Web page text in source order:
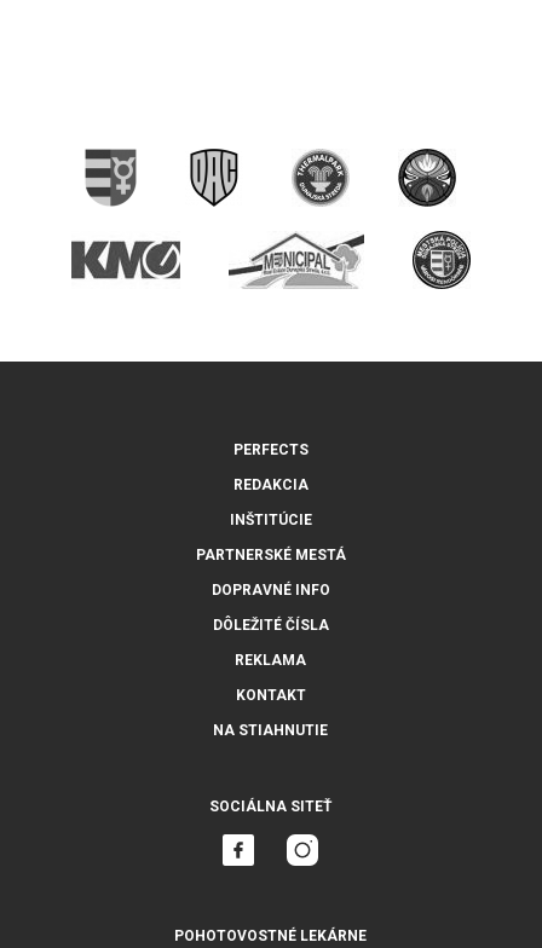
PERFECTS
REDAKCIA
INŠTITÚCIE
PARTNERSKÉ MESTÁ
DOPRAVNÉ INFO
DÔLEŽITÉ ČÍSLA
REKLAMA
KONTAKT
NA STIAHNUTIE
SOCIÁLNA SITEŤ
POHOTOVOSTNÉ LEKÁRNE